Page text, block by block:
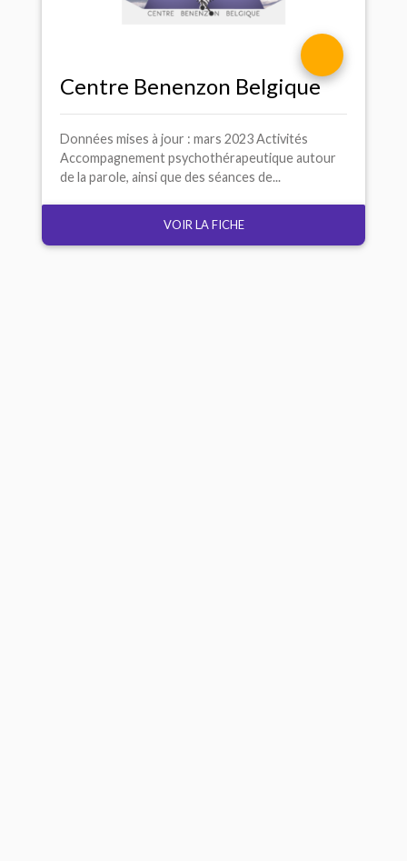
Centre Benenzon Belgique
Données mises à jour : mars 2023 Activités
Accompagnement psychothérapeutique autour
de la parole, ainsi que des séances de...
VOIR LA FICHE